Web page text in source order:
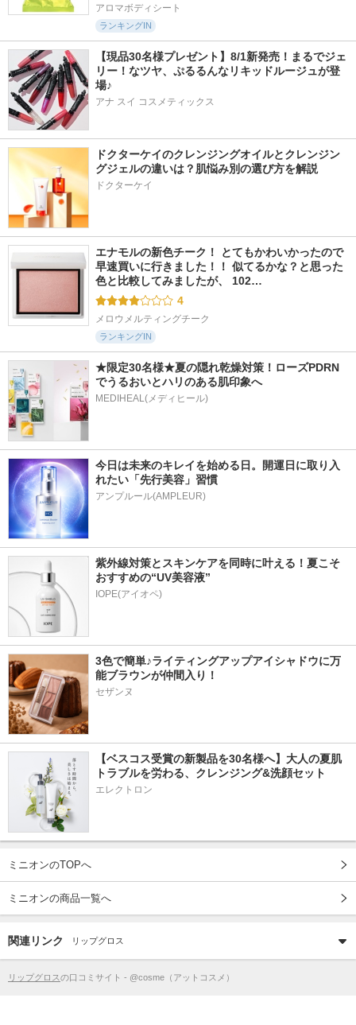
アロマボディシート
ランキングIN
【現品30名様プレゼント】8/1新発売！まるでジェ
リー！なツヤ、ぷるるんなリキッドルージュが登
場♪
アナ スイ コスメティックス
ドクターケイのクレンジングオイルとクレンジン
グジェルの違いは？肌悩み別の選び方を解説
ドクターケイ
エナモルの新色チーク！ とてもかわいかったので
早速買いに行きました！！ 似てるかな？と思った
色と比較してみましたが、 102…
4
メロウメルティングチーク
ランキングIN
★限定30名様★夏の隠れ乾燥対策！ローズPDRN
でうるおいとハリのある肌印象へ
MEDIHEAL(メディヒール)
今日は未来のキレイを始める日。開運日に取り入
れたい「先行美容」習慣
アンプルール(AMPLEUR)
紫外線対策とスキンケアを同時に叶える！夏こそ
おすすめの“UV美容液”
IOPE(アイオペ)
3色で簡単♪ライティングアップアイシャドウに万
能ブラウンが仲間入り！
セザンヌ
【ベスコス受賞の新製品を30名様へ】大人の夏肌
トラブルを労わる、クレンジング&洗顔セット
エレクトロン
ミニオンのTOPへ
ミニオンの商品一覧へ
関連リンク リップグロス
リップグロスの口コミサイト - @cosme（アットコスメ）